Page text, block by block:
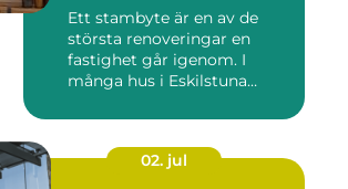
Ett stambyte är en av de
största renoveringar en
fastighet går igenom. I
många hus i Eskilstuna
02. jul